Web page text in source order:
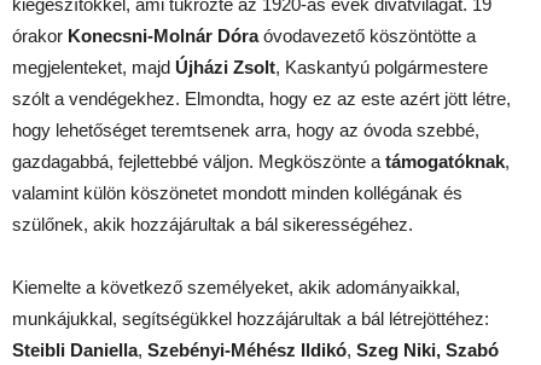
órakor Konecsni-Molnár Dóraóvodavezető köszöntötte a
megjelenteket, majd Újházi Zsolt, Kaskantyú polgármestere
szólt a vendégekhez. Elmondta, hogy ez az este azért jött létre,
hogy lehetőséget teremtsenek arra, hogy az óvoda szebbé,
gazdagabbá, fejlettebbé váljon. Megköszönte a támogatóknak,
valamint külön köszönetet mondott minden kollégának és
szülőnek, akik hozzájárultak a bál sikerességéhez.
Kiemelte a következő személyeket, akik adományaikkal,
munkájukkal, segítségükkel hozzájárultak a bál létrejöttéhez:
Steibli Daniella, Szebényi-Méhész Ildikó, Szeg Niki, Szabó